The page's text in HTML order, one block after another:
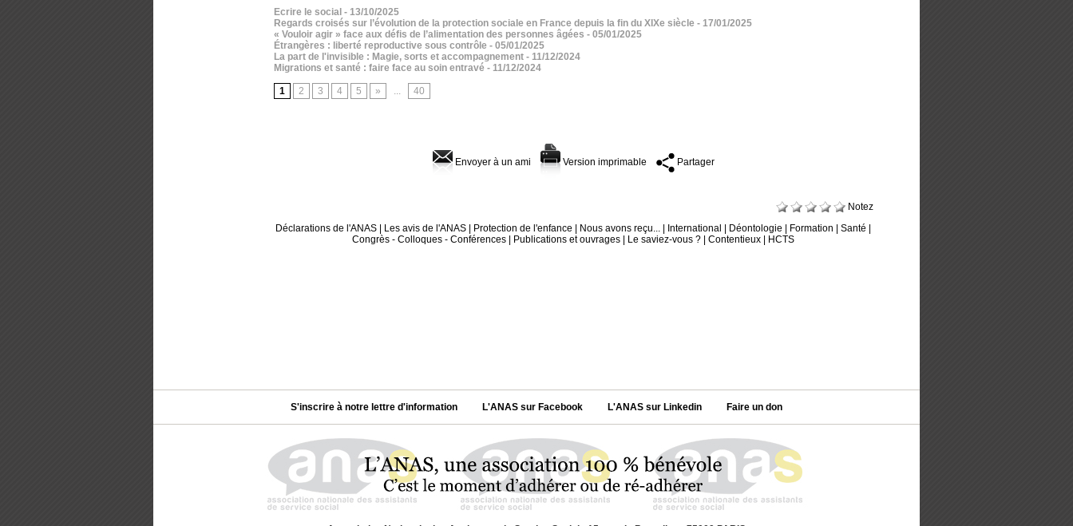
Ecrire le social - 13/10/2025
Regards croisés sur l’évolution de la protection sociale en France depuis la fin du XIXe siècle - 17/01/2025
« Vouloir agir » face aux défis de l’alimentation des personnes âgées - 05/01/2025
Étrangères : liberté reproductive sous contrôle - 05/01/2025
La part de l'invisible : Magie, sorts et accompagnement - 11/12/2024
Migrations et santé : faire face au soin entravé - 11/12/2024
1 2 3 4 5 » ... 40
Envoyer à un ami Version imprimable Partager
Notez
Déclarations de l'ANAS
Les avis de l'ANAS Protection de l'enfance Nous avons reçu... International Déontologie Formation |Santé
Congrès - Colloques - Conférences
Publications et ouvrages Le saviez-vous ? |Contentieux HCTS
S'inscrire à notre lettre d'information L'ANAS sur Facebook L'ANAS sur Linkedin Faire un don